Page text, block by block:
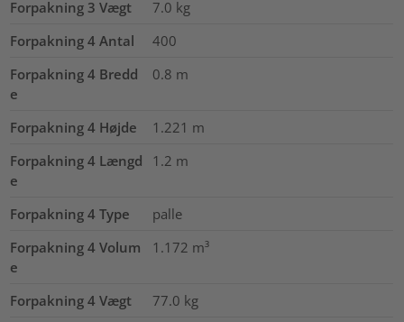
Forpakning 3 Vægt 7.0 kg
Forpakning 4 Antal
400
Forpakning 4 Bredd
e
0.8 m
Forpakning 4 Højde 1.221 m
Forpakning 4 Længd
e
1.2 m
Forpakning 4 Type
palle
Forpakning 4 Volum
e
1.172 m³
Forpakning 4 Vægt 77.0 kg